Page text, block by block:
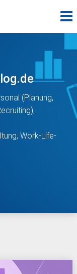
(Planung,
Work-Life-